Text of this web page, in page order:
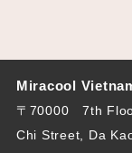
Miracool
〒70000 7th
Chi Street, Da